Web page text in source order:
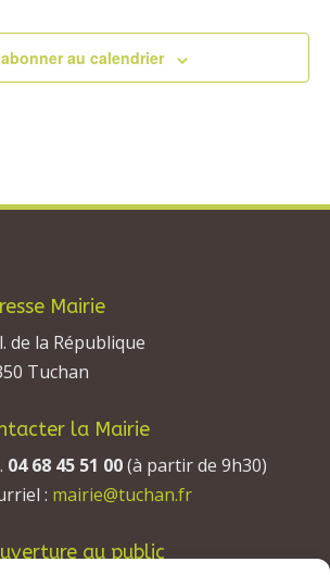
au calendrier
Mairie
de la République
Tuchan
la Mairie
04 68 45 51 00(à partir de 9h30)
: mairie@tuchan.fr
au public